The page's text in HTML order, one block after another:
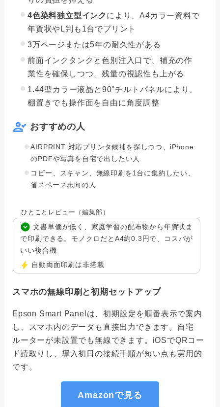
4色染料独立型インク により、A4カラー資料で
年賀状やL判も1台でプリント
3万ページまたは5年の耐久性がある
前面インクタンクと色別注入口で、補充の作
業性を確保しつつ、残量の視認性も上がる
1.44型カラー液晶と90°チルトパネルにより、
棚置きでも操作面を自由に角度調整
おすすめの人
AIRPRINT 対応プリンタ候補を探しつつ、iPhone
のPDFや写真を自宅で出したい人
コピー、スキャン、無線印刷を1台に集約したい、
省スペース志向の人
ひとことレビュー（編集部）
文書単価が低く、家庭学習の配布物から年賀状ま
で印刷できる。モノクロだとA4約0.3円で、コスパが
いい複合機
自動両面印刷は非搭載
スマホの無線印刷と初期セットアップ
Epson Smart Panelは、初期設定を順番表示で案内
し、スマホ内のデータも直接出力できます。自宅
ルーターが未設置でも無線できます。iOSでQRコー
ド読取りし、導入初日の接続手順が短い点も実用的
です。
Amazonで見る